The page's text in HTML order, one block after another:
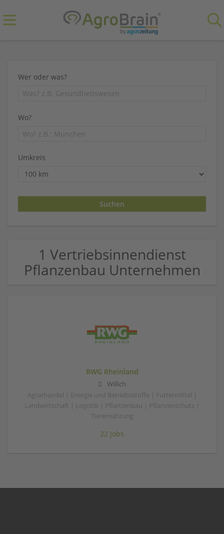
Wer oder was?
Wo?
Umkreis
1 Vertriebsinnendienst
Pflanzenbau Unternehmen
RWG Rheinland
Willich
Agrarhandel | Energie und Betriebsstoffe | Futtermittel |
Landwirtschaft | Logistik | Pflanzenbau | Pflanzenschutz |
Tierernährung
22 Jobs